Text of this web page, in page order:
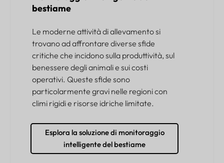
bestiame
Le moderne attività di allevamento si
trovano ad affrontare diverse sfide
critiche che incidono sulla produttività, sul
benessere degli animali e sui costi
operativi. Queste sfide sono
particolarmente gravi nelle regioni con
climi rigidi e risorse idriche limitate.
Esplora la soluzione di monitoraggio
intelligente del bestiame